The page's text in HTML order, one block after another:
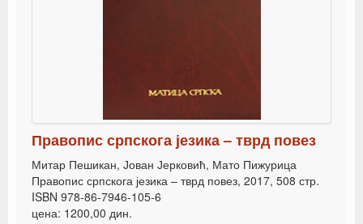
Правопис српскога језика – тврд повез
Митар Пешикан, Јован Јерковић, Мато Пижурица
Правопис српскога језика – тврд повез, 2017, 508 стр.
ISBN 978-86-7946-105-6
цена: 1200,00 дин.